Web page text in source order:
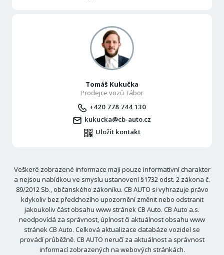
Tomáš Kukučka
Prodejce vozů Tábor
+420 778 744 130
kukucka@cb-auto.cz
Uložit kontakt
Veškeré zobrazené informace mají pouze informativní charakter
a nejsou nabídkou ve smyslu ustanovení §1732 odst. 2 zákona č.
89/2012 Sb., občanského zákoníku. CB AUTO si vyhrazuje právo
kdykoliv bez předchozího upozornění změnit nebo odstranit
jakoukoliv část obsahu www stránek CB Auto. CB Auto a.s.
neodpovídá za správnost, úplnost či aktuálnost obsahu www
stránek CB Auto. Celková aktualizace databáze vozidel se
provádí průběžně. CB AUTO neručí za aktuálnost a správnost
informací zobrazených na webových stránkách.